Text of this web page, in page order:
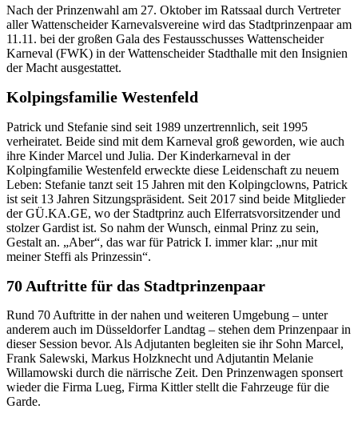
Nach der Prinzenwahl am 27. Oktober im Ratssaal durch Vertreter
aller Wattenscheider Karnevalsvereine wird das Stadtprinzenpaar am
11.11. bei der großen Gala des Festausschusses Wattenscheider
Karneval (FWK) in der Wattenscheider Stadthalle mit den Insignien
der Macht ausgestattet.
Kolpingsfamilie Westenfeld
Patrick und Stefanie sind seit 1989 unzertrennlich, seit 1995
verheiratet. Beide sind mit dem Karneval groß geworden, wie auch
ihre Kinder Marcel und Julia. Der Kinderkarneval in der
Kolpingfamilie Westenfeld erweckte diese Leidenschaft zu neuem
Leben: Stefanie tanzt seit 15 Jahren mit den Kolpingclowns, Patrick
ist seit 13 Jahren Sitzungspräsident. Seit 2017 sind beide Mitglieder
der GÜ.KA.GE, wo der Stadtprinz auch Elferratsvorsitzender und
stolzer Gardist ist. So nahm der Wunsch, einmal Prinz zu sein,
Gestalt an. „Aber“, das war für Patrick I. immer klar: „nur mit
meiner Steffi als Prinzessin“.
70 Auftritte für das Stadtprinzenpaar
Rund 70 Auftritte in der nahen und weiteren Umgebung – unter
anderem auch im Düsseldorfer Landtag – stehen dem Prinzenpaar in
dieser Session bevor. Als Adjutanten begleiten sie ihr Sohn Marcel,
Frank Salewski, Markus Holzknecht und Adjutantin Melanie
Willamowski durch die närrische Zeit. Den Prinzenwagen sponsert
wieder die Firma Lueg, Firma Kittler stellt die Fahrzeuge für die
Garde.